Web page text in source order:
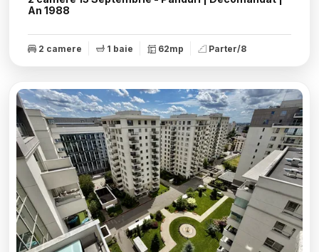
An 1988
2 camere 1 baie 62mp Parter/8